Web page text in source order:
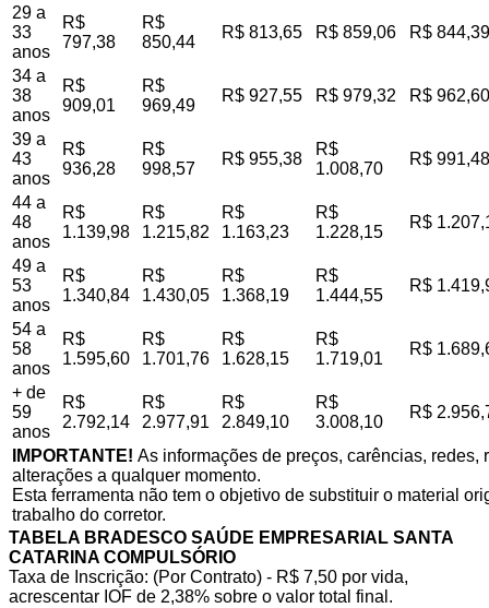
29 a
33
anos
R$
797,38
R$
850,44
R$ 813,65 R$ 859,06 R$ 844,39
34 a
38
anos
R$
909,01
R$
969,49
R$ 927,55 R$ 979,32 R$ 962,60
39 a
43
anos
R$
936,28
R$
998,57
R$ 955,38
R$
1.008,70
R$ 991,48
44 a
48
anos
R$
1.139,98
R$
1.215,82
R$
1.163,23
R$
1.228,15
R$
49 a
53
anos
R$
1.340,84
R$
1.430,05
R$
1.368,19
R$
1.444,55
R$
54 a
58
anos
R$
1.595,60
R$
1.701,76
R$
1.628,15
R$
1.719,01
R$
+ de
59
anos
R$
2.792,14
R$
2.977,91
R$
2.849,10
R$
3.008,10
R$
IMPORTANTE! As informações de preços, carências,
alterações a qualquer momento.
Esta ferramenta não tem o objetivo de substituir o material
trabalho do corretor.
TABELA BRADESCO SAÚDE EMPRESARIAL SANTA
CATARINA COMPULSÓRIO
Taxa de Inscrição: (Por Contrato) - R$ 7,50 por vida,
acrescentar IOF de 2,38% sobre o valor total final.